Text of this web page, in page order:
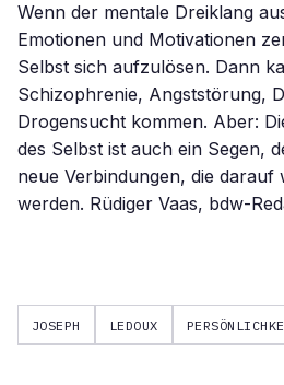
Wenn der mentale Dreiklang
Emotionen und Motivationen
Selbst sich aufzulösen. Dann
Schizophrenie, Angststörung,
Drogensucht kommen. Aber:
des Selbst ist auch ein Segen,
neue Verbindungen, die
werden. Rüdiger Vaas, bdw-
JOSEPH LEDOUX